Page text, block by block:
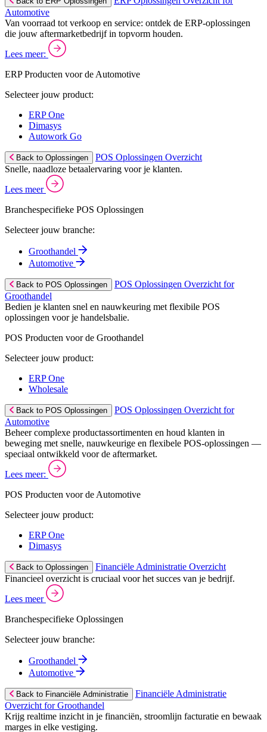
Automotive
Van voorraad tot verkoop en service: ontdek de ERP-oplossingen
die jouw aftermarketbedrijf in topvorm houden.
Lees meer:
ERP Producten voor de Automotive
Selecteer jouw product:
ERP One
Dimasys
Autowork Go
Back to Oplossingen
POS Oplossingen Overzicht
Snelle, naadloze betaalervaring voor je klanten.
Lees meer
Branchespecifieke POS Oplossingen
Selecteer jouw branche:
Groothandel
Automotive
Back to POS Oplossingen
POS Oplossingen Overzicht for
Groothandel
Bedien je klanten snel en nauwkeuring met flexibile POS
oplossingen voor je handelsbalie.
POS Producten voor de Groothandel
Selecteer jouw product:
ERP One
Wholesale
Back to POS Oplossingen
POS Oplossingen Overzicht for
Automotive
Beheer complexe productassortimenten en houd klanten in
beweging met snelle, nauwkeurige en flexibele POS-oplossingen —
speciaal ontwikkeld voor de aftermarket.
Lees meer:
POS Producten voor de Automotive
Selecteer jouw product:
ERP One
Dimasys
Back to Oplossingen
Financiële Administratie Overzicht
Financieel overzicht is cruciaal voor het succes van je bedrijf.
Lees meer
Branchespecifieke Oplossingen
Selecteer jouw branche:
Groothandel
Automotive
Back to Financiële Administratie
Financiële Administratie
Overzicht for Groothandel
Krijg realtime inzicht in je financiën, stroomlijn facturatie en bewaak
marges in elke vestiging.